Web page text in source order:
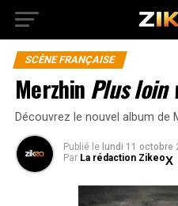
SCÈNE FRANÇAISE
Merzhin Plus loin
Découvrez le nouvel album de
Publié le lundi 11 octobre
Par La rédaction Zikeo